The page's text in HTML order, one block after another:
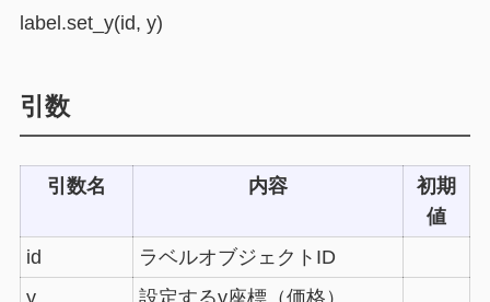
label.set_y(id, y)
引数
引数名 内容
初期
値
id
ラベルオブジェクトID
y
設定するy座標（価格）